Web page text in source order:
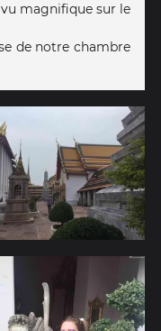
magnifique sur le
de notre chambre